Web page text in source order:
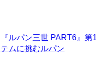
『ルパン三世 PART6』
テムに挑むルパン